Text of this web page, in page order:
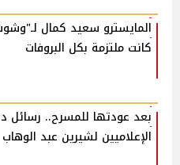
المايسترو سعيد كمال
كانت ملتزمة بكل البروفات
بعد عودتها للمسرح.. رسائل
الإعلاميين لشيرين عبد الوهاب